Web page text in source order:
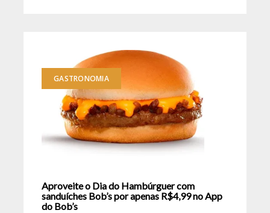
GASTRONOMIA
Aproveite o Dia do Hambúrguer com
sanduíches Bob’s por apenas R$4,99 no App
do Bob’s